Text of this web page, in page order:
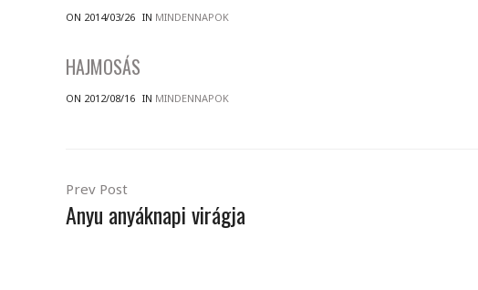
ON 2014/03/26 IN MINDENNAPOK
HAJMOSÁS
ON 2012/08/16 IN MINDENNAPOK
Prev Post
Anyu anyáknapi virágja